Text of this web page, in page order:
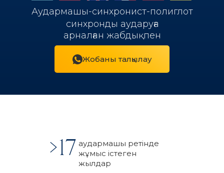
Аудармашы-синхронист-полиглот
Жобаны талқылау
синхронды аударуға
арналған жабдықпен
>17 аудармашы ретінде
жұмыс істеген
жылдар